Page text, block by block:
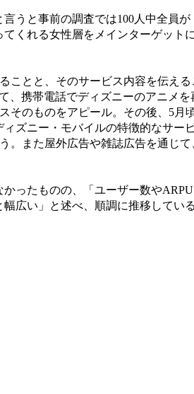
と事前の調査では100人中全員が
くれる女性層をメインターゲット
とと、そのサービス内容を伝える
、携帯電話でディズニーのアニメ
そのものをアピール。その後、5月
ズニー・モバイルの特徴的なサー
。また屋外広告や雑誌広告を通じ
ったものの、「ユーザー数や
広い」と述べ、順調に推移してい